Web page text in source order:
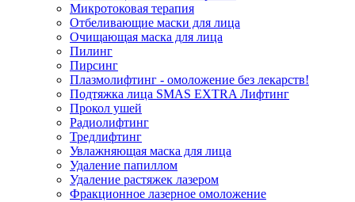
Микротоковая терапия
Отбеливающие маски для лица
Очищающая маска для лица
Пилинг
Пирсинг
Плазмолифтинг - омоложение без лекарств!
Подтяжка лица SMAS EXTRA Лифтинг
Прокол ушей
Радиолифтинг
Тредлифтинг
Увлажняющая маска для лица
Удаление папиллом
Удаление растяжек лазером
Фракционное лазерное омоложение